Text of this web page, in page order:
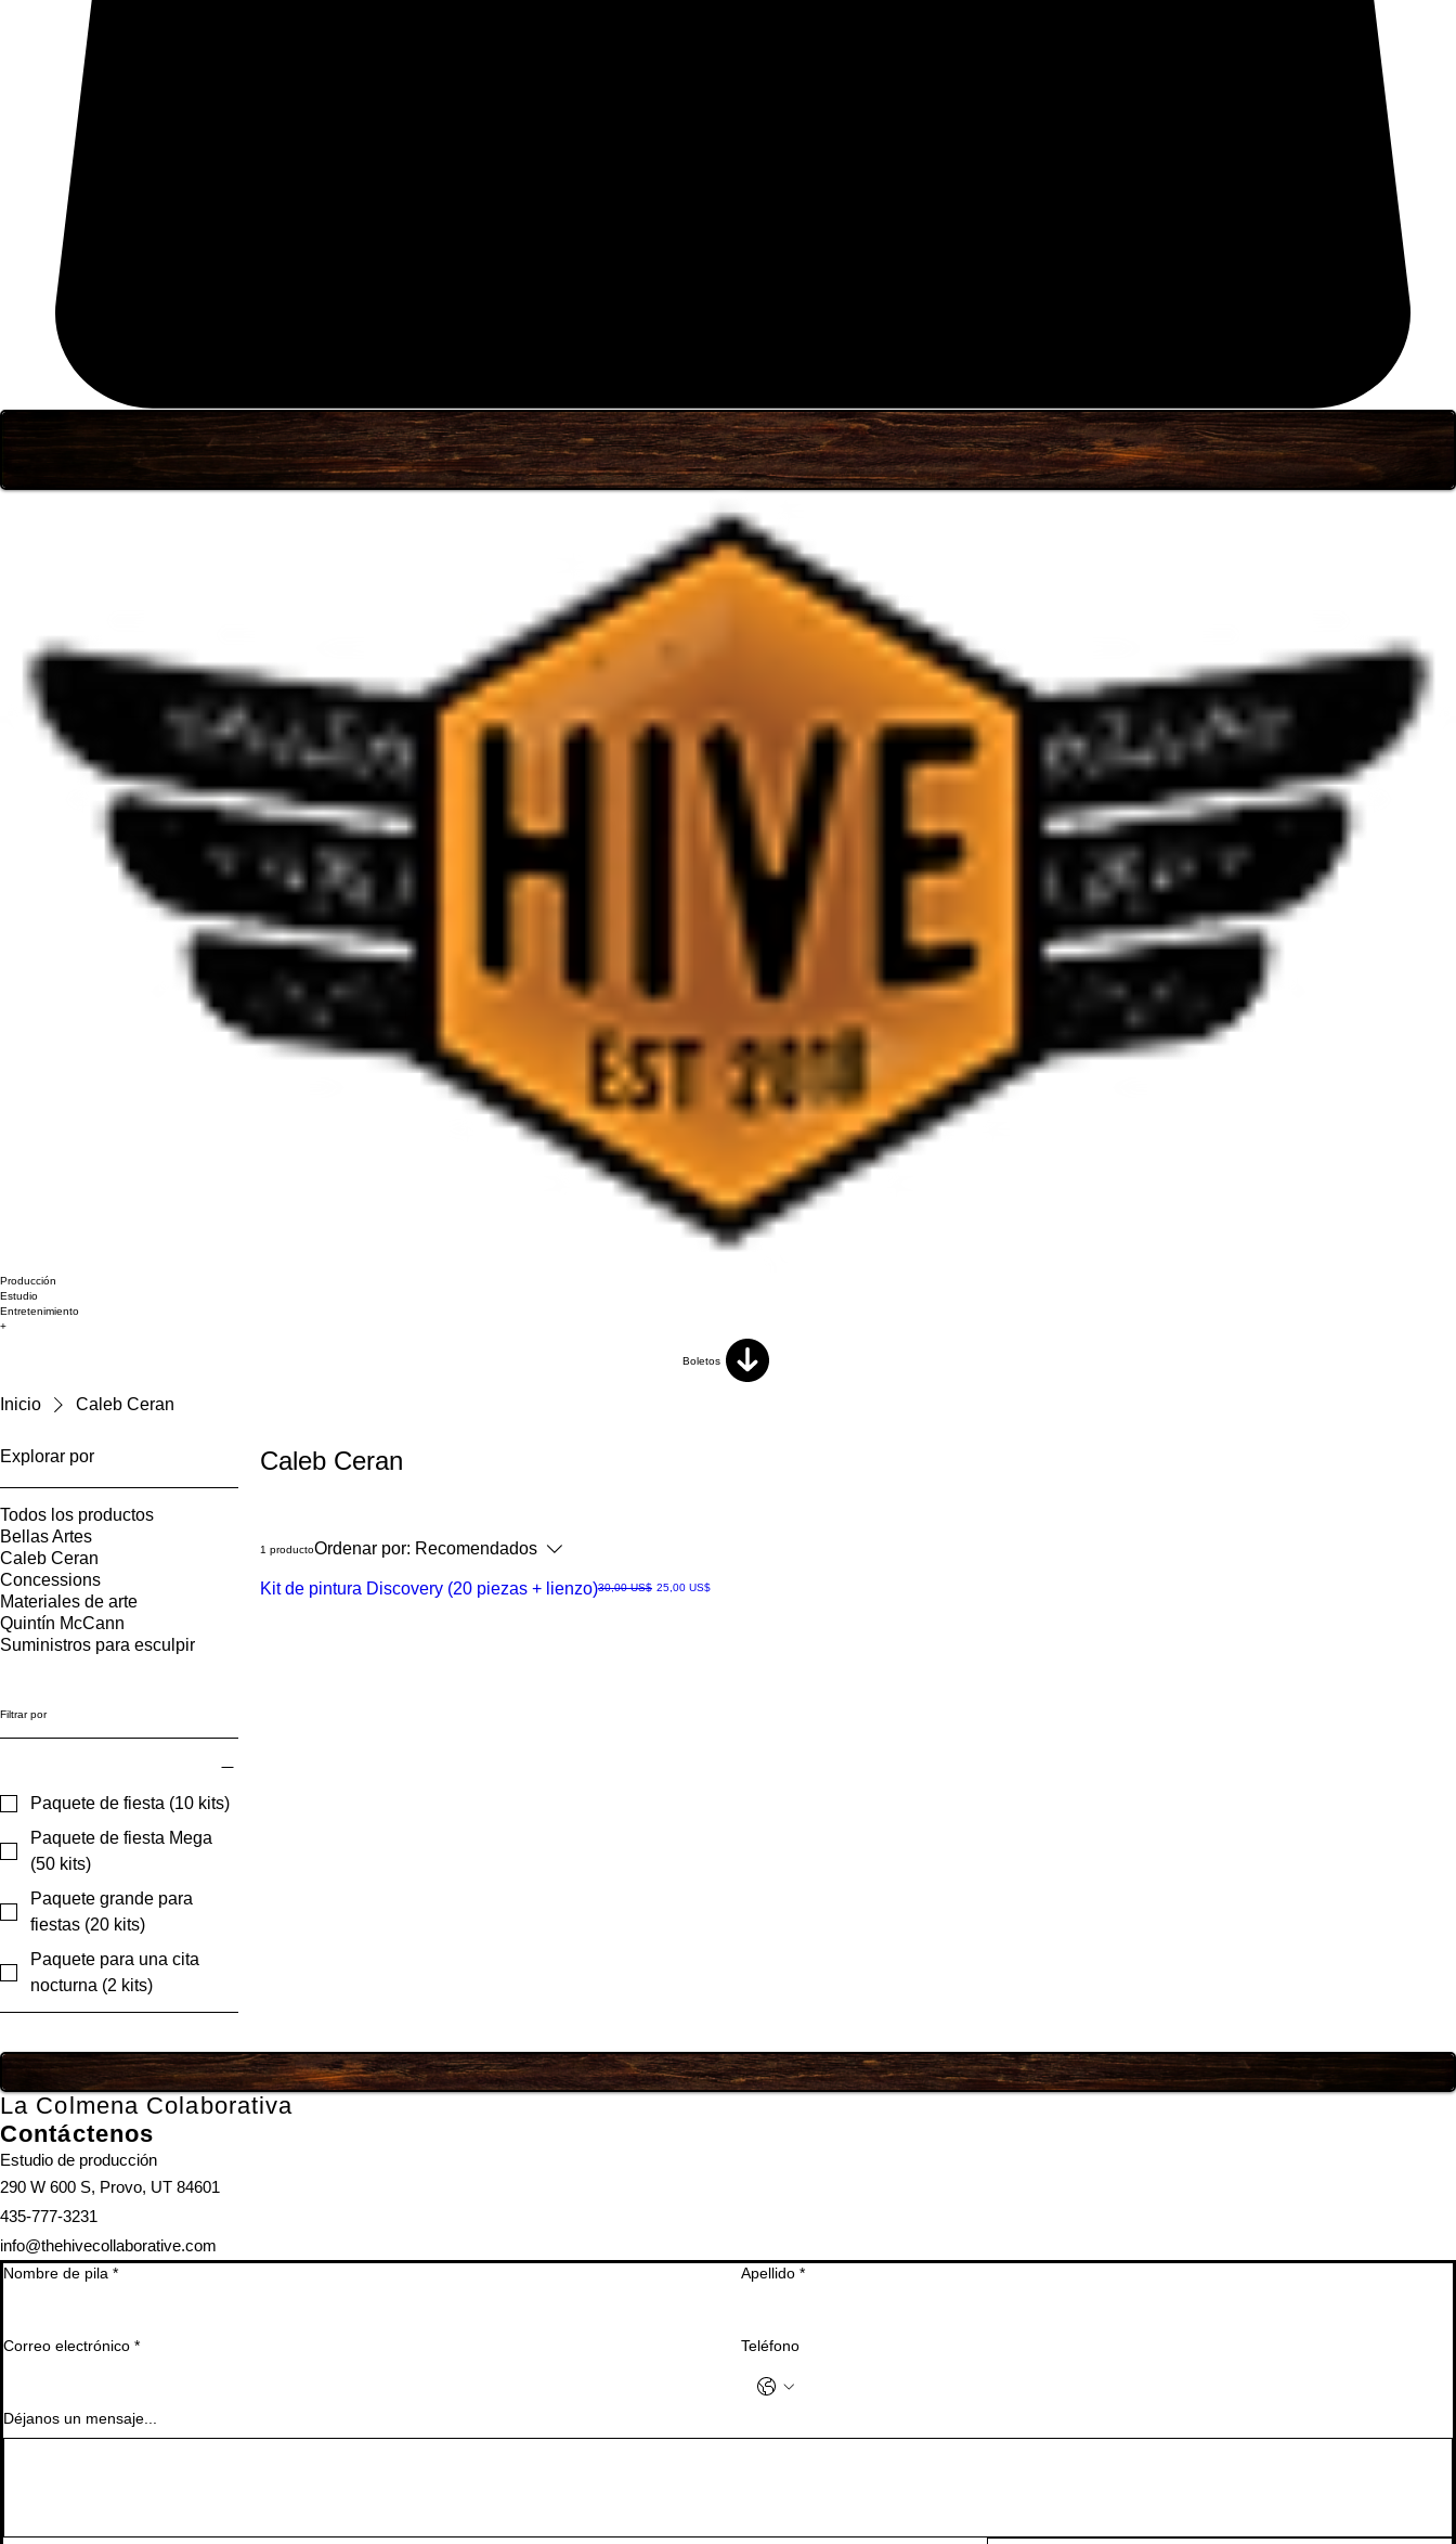
Producción
Estudio
Entretenimiento
+
Boletos
Inicio Caleb Ceran
Explorar por
Todos los productos
Bellas Artes
Caleb Ceran
Concessions
Materiales de arte
Quintín McCann
Suministros para esculpir
Filtrar por
Paquete de fiesta (10 kits)
Paquete de fiesta Mega
(50 kits)
Paquete grande para
fiestas (20 kits)
Paquete para una cita
nocturna (2 kits)
Caleb Ceran
1 productoOrdenar por: Recomendados
Con videotutorial
Kit de pintura Discovery (20 piezas + lienzo)Precio
30,00 US$ Precio de oferta
25,00 US$
La Colmena Colaborativa
Contáctenos
Estudio de producción
290 W 600 S, Provo, UT 84601
435-777-3231
info@thehivecollaborative.com
Nombre de pila * Apellido *
Correo electrónico * Teléfono
Déjanos un mensaje...